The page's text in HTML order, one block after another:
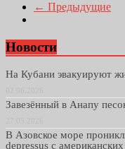
← Предыдущие
Новости
На Кубани эвакуируют
Завезённый в Анапу
В Азовское море
depressus с